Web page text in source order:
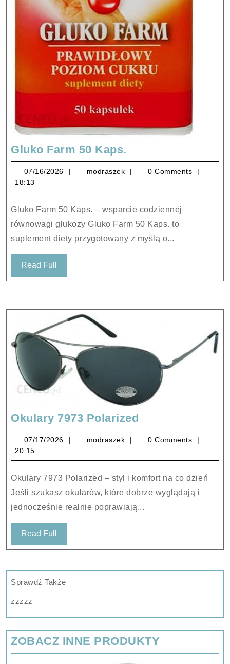
Gluko Farm 50 Kaps.
Farm
50
Kaps.
07/16/2026 07/16/2026
modraszek modraszek
0 Comments
18:13
Gluko Farm 50 Kaps. – wsparcie codziennej
równowagi glukozy Gluko Farm 50 Kaps. to
suplement diety przygotowany z myślą o...
Read Full
Full
Okulary 7973 Polarized
7973
Polarized
07/17/2026 07/17/2026
modraszek modraszek
0 Comments
20:15
Okulary 7973 Polarized – styl i komfort na co dzień
Jeśli szukasz okularów, które dobrze wyglądają i
jednocześnie realnie poprawiają...
Read Full
Full
Sprawdź Także
zzzzz
ZOBACZ INNE PRODUKTY